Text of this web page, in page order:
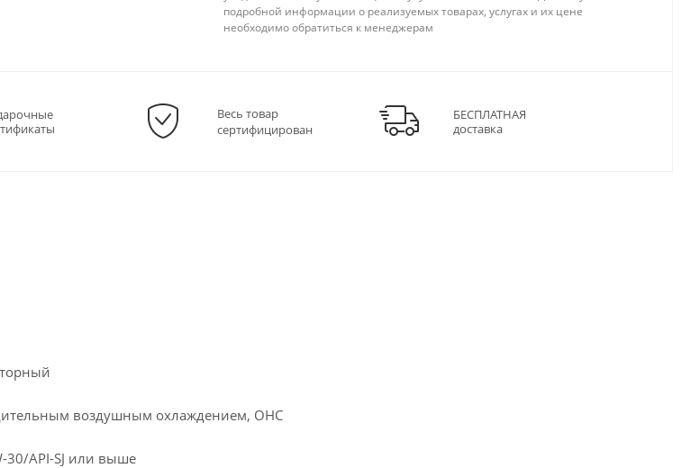
подробной информации о реализуемых товарах, услугах и их цене
необходимо обратиться к менеджерам
Весь товар
сертифицирован
БЕСПЛАТНАЯ
доставка
воздушным охлаждением, OHC
API-SJ или выше